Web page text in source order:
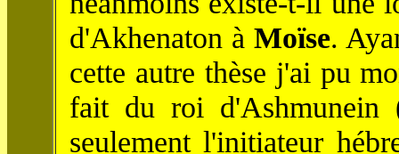
d'Akhenaton àMoïse.
cette autre thèse j'ai pu
fait du roi d'Ashmunein
seulement l'initiateur